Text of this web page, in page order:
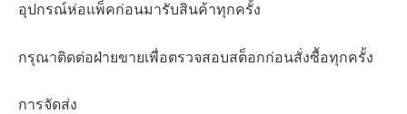
อุปกรณ์ห่อแพ็คก่อนมารับสินค้าทุกครั้ง
กรุณาติดต่อฝ่ายขายเพื่อตรวจสอบสต็อกก่อนสั่งซื้อทุกครั้ง
การจัดส่ง